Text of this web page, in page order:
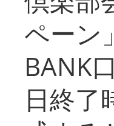
ペーン
BANK
日終了